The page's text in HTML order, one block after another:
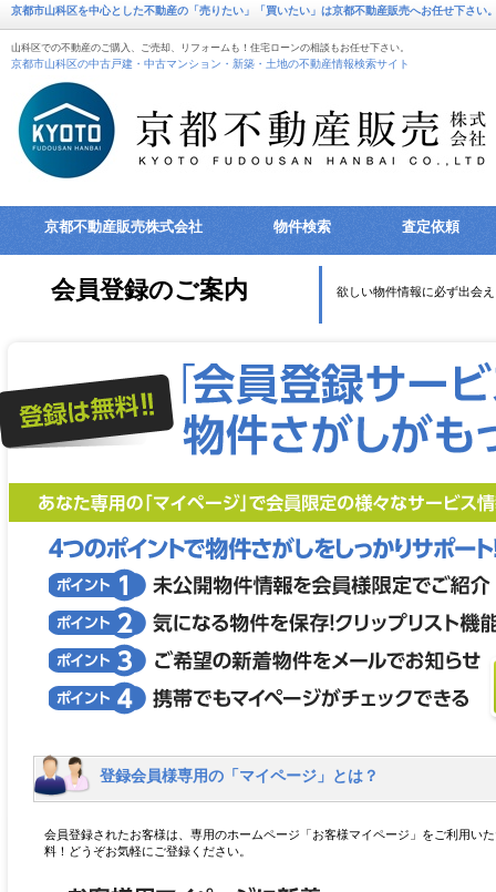
京都市山科区を中心とした不動産の「売りたい」「買いたい」は京都不動産販売へお任せ下さい
山科区での不動産のご購入、ご売却、リフォームも！住宅ローンの相談もお任せ下さい。
京都市山科区の中古戸建・中古マンション・新築・土地の不動産情報検索サイト
京都不動産販売株式会社 物件検索 査定依頼
会員登録のご案内 欲しい物件情報に必ず出会
登録会員様専用の「マイページ」とは？
会員登録されたお客様は、専用のホームページ「お客様マイページ」をご利用い
料！どうぞお気軽にご登録ください。